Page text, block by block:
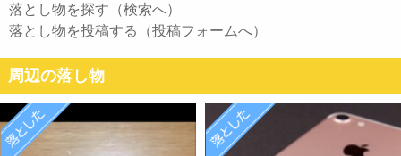
落とし物を探す（検索へ）
落とし物を投稿する（投稿フォームへ）
周辺の落し物